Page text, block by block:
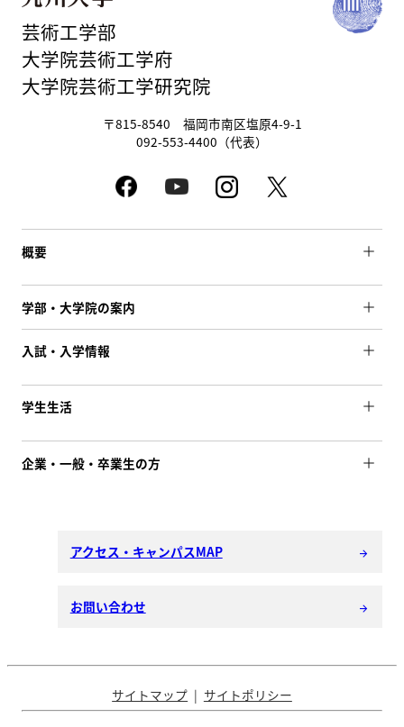
芸術工学部
大学院芸術工学府
大学院芸術工学研究院
〒815-8540 福岡市南区塩原4-9-1
092-553-4400（代表）
概要
学部・大学院の案内
入試・入学情報
学生生活
企業・一般・卒業生の方
アクセス・キャンパスMAP arrow_forward
お問い合わせ arrow_forward
サイトマップ サイトポリシー